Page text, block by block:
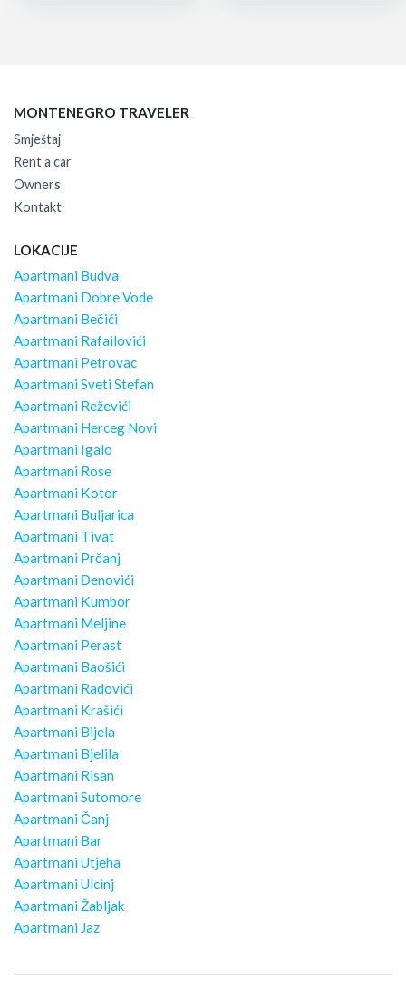
MONTENEGRO TRAVELER
Smještaj
Rent a car
Owners
Kontakt
LOKACIJE
Apartmani Budva
Apartmani Dobre Vode
Apartmani Bečići
Apartmani Rafailovići
Apartmani Petrovac
Apartmani Sveti Stefan
Apartmani Reževići
Apartmani Herceg Novi
Apartmani Igalo
Apartmani Rose
Apartmani Kotor
Apartmani Buljarica
Apartmani Tivat
Apartmani Prčanj
Apartmani Đenovići
Apartmani Kumbor
Apartmani Meljine
Apartmani Perast
Apartmani Baošići
Apartmani Radovići
Apartmani Krašići
Apartmani Bijela
Apartmani Bjelila
Apartmani Risan
Apartmani Sutomore
Apartmani Čanj
Apartmani Bar
Apartmani Utjeha
Apartmani Ulcinj
Apartmani Žabljak
Apartmani Jaz